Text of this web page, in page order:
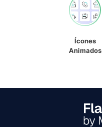
Ícones
Animados